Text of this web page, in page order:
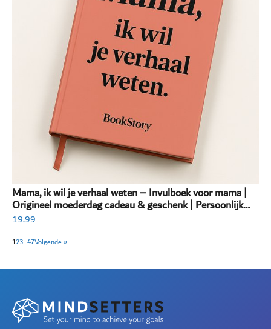
Mama, ik wil je verhaal weten – Invulboek voor mama |
Origineel moederdag cadeau & geschenk | Persoonlijk
invulboek volwassenen
19.99
123…47Volgende »